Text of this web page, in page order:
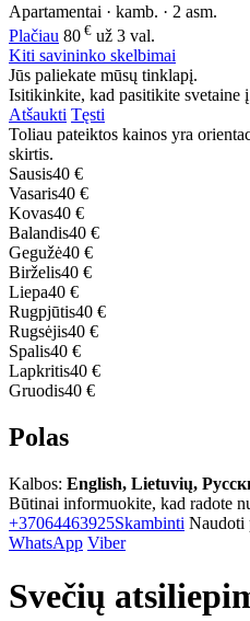
Apartamentai · kamb. · 2 asm.
Plačiau 80 € už 3 val.
Kiti savininko skelbimai
Jūs paliekate mūsų tinklapį.
Isitikinkite, kad pasitikite svetaine
Atšaukti Tęsti
Toliau pateiktos kainos yra
skirtis.
Sausis40 €
Vasaris40 €
Kovas40 €
Balandis40 €
Gegužė40 €
Birželis40 €
Liepa40 €
Rugpjūtis40 €
Rugsėjis40 €
Spalis40 €
Lapkritis40 €
Gruodis40 €
Polas
Kalbos: English, Lietuvių,
Būtinai informuokite, kad radote
+37064463925Skambinti Naudoti
WhatsApp Viber
Svečių